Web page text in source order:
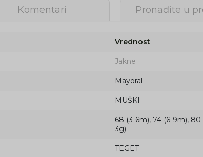
Komentari Pronađite u
Vrednost
Jakne
Mayoral
MUŠKI
68 (3-6m), 74 (6-9m), 80
3g)
TEGET